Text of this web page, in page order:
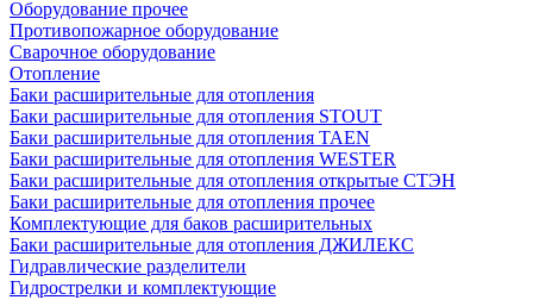
Оборудование прочее
Противопожарное оборудование
Сварочное оборудование
Отопление
Баки расширительные для отопления
Баки расширительные для отопления STOUT
Баки расширительные для отопления TAEN
Баки расширительные для отопления WESTER
Баки расширительные для отопления открытые СТЭН
Баки расширительные для отопления прочее
Комплектующие для баков расширительных
Баки расширительные для отопления ДЖИЛЕКС
Гидравлические разделители
Гидрострелки и комплектующие